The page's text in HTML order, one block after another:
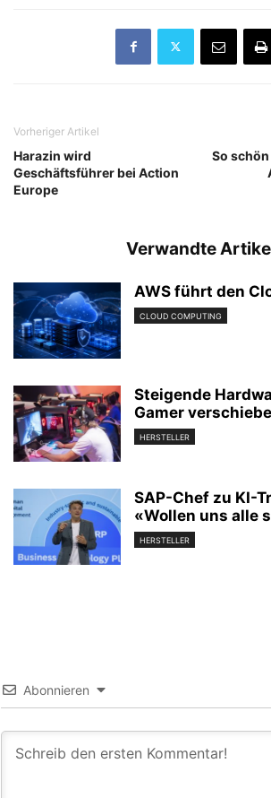
Vorheriger Artikel
Harazin wird
Geschäftsführer bei Action
Europe
So
Verwandte
AWS führt den
CLOUD COMPUTING
Steigende
Gamer
HERSTELLER
SAP-Chef zu KI-
«Wollen uns alle
HERSTELLER
Abonnieren